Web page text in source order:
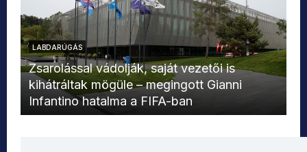
LABDARÚGÁS
Zsarolással vádolják, saját vezetői is
kihátráltak mögüle – megingott Gianni
Infantino hatalma a FIFA-ban